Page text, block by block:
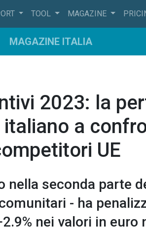
TOOL MAGAZINE
MAGAZINE ITALIA
2023: la
a
UE
nella seconda parte
- ha
nei valori in euro